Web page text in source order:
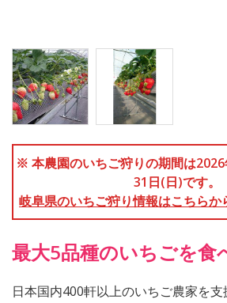
※ 本農園のいちご狩りの期間は
31日(日)です。
岐阜県のいちご狩り情報はこちらか
最大5品種のいちごを食
日本国内400軒以上のいちご農家を